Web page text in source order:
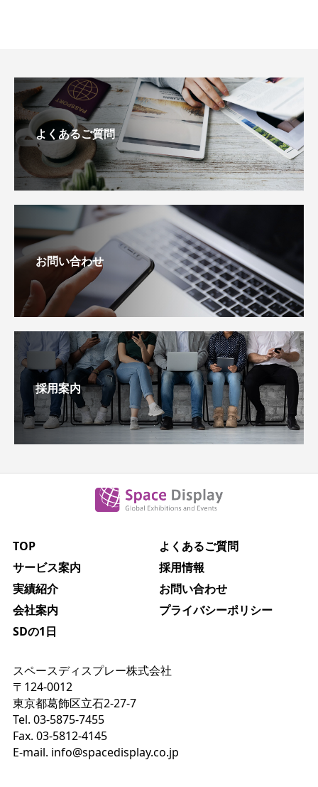
よくあるご質問
お問い合わせ
採用案内
スペースディスプレー株式会社
〒124-0012
東京都葛飾区立石2-27-7
Tel. 03-5875-7455
Fax. 03-5812-4145
E-mail. info@spacedisplay.co.jp
TOP
サービス案内
実績紹介
会社案内
SDの1日
よくあるご質問
採用情報
お問い合わせ
プライバシーポリシー